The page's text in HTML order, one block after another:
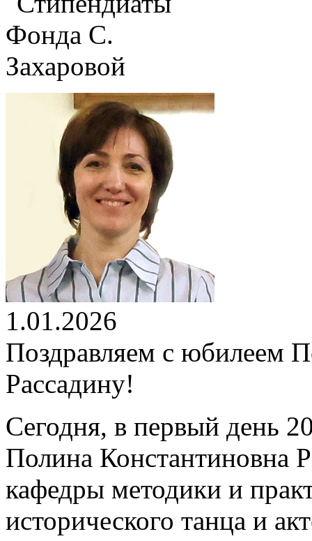
1.01.2026
Поздравляем с юбилеем
Рассадину!
Сегодня, в первый день
Полина Константиновна
кафедры методики и
исторического танца и